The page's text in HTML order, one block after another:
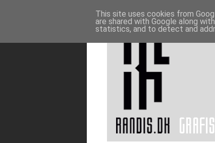
This site uses cookies from
are shared with Google along
statistics, and to detect and